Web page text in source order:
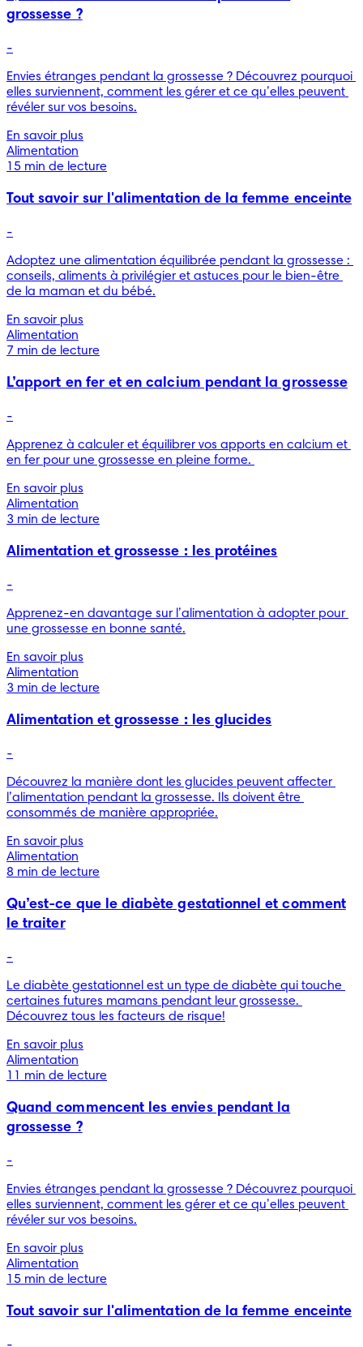
grossesse ?
-
Envies étranges pendant la grossesse ? Découvrez pourquoi
elles surviennent, comment les gérer et ce qu’elles peuvent
révéler sur vos besoins.
En savoir plus
Alimentation
15 min de lecture
Tout savoir sur l'alimentation de la femme enceinte
-
Adoptez une alimentation équilibrée pendant la grossesse :
conseils, aliments à privilégier et astuces pour le bien-être
de la maman et du bébé.
En savoir plus
Alimentation
7 min de lecture
L’apport en fer et en calcium pendant la grossesse
-
Apprenez à calculer et équilibrer vos apports en calcium et
en fer pour une grossesse en pleine forme.
En savoir plus
Alimentation
3 min de lecture
Alimentation et grossesse : les protéines
-
Apprenez-en davantage sur l’alimentation à adopter pour
une grossesse en bonne santé.
En savoir plus
Alimentation
3 min de lecture
Alimentation et grossesse : les glucides
-
Découvrez la manière dont les glucides peuvent affecter
l’alimentation pendant la grossesse. Ils doivent être
consommés de manière appropriée.
En savoir plus
Alimentation
8 min de lecture
Qu’est-ce que le diabète gestationnel et comment
le traiter
-
Le diabète gestationnel est un type de diabète qui touche
certaines futures mamans pendant leur grossesse.
Découvrez tous les facteurs de risque!
En savoir plus
Alimentation
11 min de lecture
Quand commencent les envies pendant la
grossesse ?
-
Envies étranges pendant la grossesse ? Découvrez pourquoi
elles surviennent, comment les gérer et ce qu’elles peuvent
révéler sur vos besoins.
En savoir plus
Alimentation
15 min de lecture
Tout savoir sur l'alimentation de la femme enceinte